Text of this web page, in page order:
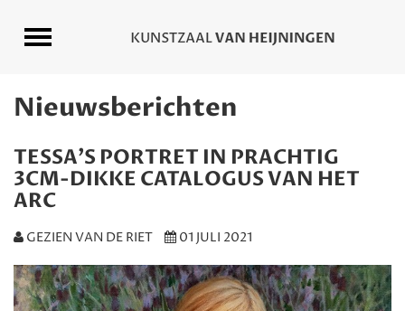
Nieuwsberichten
TESSA'S PORTRET IN PRACHTIG
3CM-DIKKE CATALOGUS VAN HET
ARC
GEZIEN VAN DE RIET 01 JULI 2021